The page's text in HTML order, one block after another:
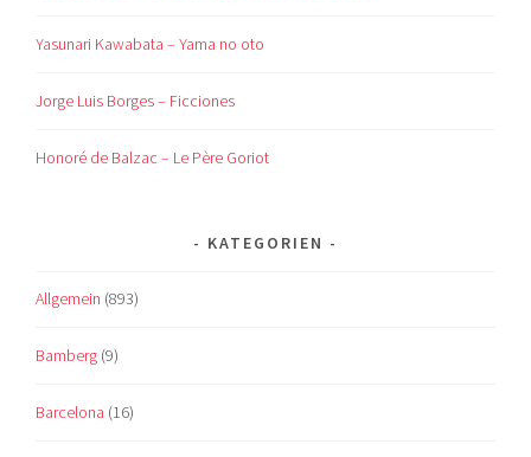
Yasunari Kawabata – Yama no oto
Jorge Luis Borges – Ficciones
Honoré de Balzac – Le Père Goriot
KATEGORIEN
Allgemein (893)
Bamberg (9)
Barcelona (16)